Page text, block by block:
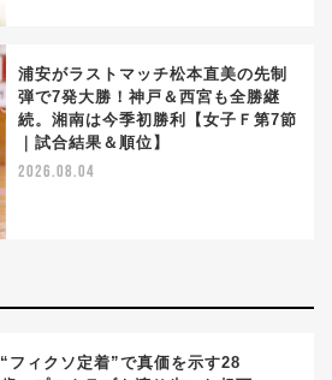
浦安がラストマッチ松本直美の先制
弾で7発大勝！神戸＆西宮も全勝継
続。湘南は今季初勝利【女子Ｆ第7節
｜試合結果＆順位】
2026.08.04
“フィクソ定着”で真価を示す28